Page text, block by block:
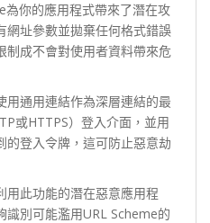
你的應用程式帶來了潛在攻
網址參數並拋棄任何格式錯誤
制成不會對使用者資料帶來危
用通用連結作為深層連結的最
或HTTPS）登入介面，並用
的登入令牌，這可防止惡意劫
用此功能的潛在惡意應用程
識別可能濫用URL Scheme的